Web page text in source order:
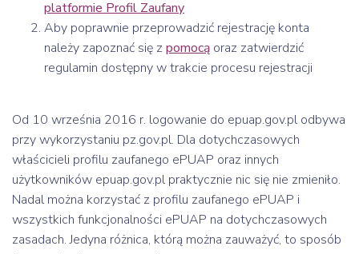
platformie Profil Zaufany
Aby poprawnie przeprowadzić rejestrację konta
należy zapoznać się zpomocą oraz zatwierdzić
regulamin dostępny w trakcie procesu rejestracji
Od 10 września 2016 r. logowanie do epuap.gov.pl odbywa
przy wykorzystaniu pz.gov.pl. Dla dotychczasowych
właścicieli profilu zaufanego ePUAP oraz innych
użytkowników epuap.gov.pl praktycznie nic się nie zmieniło.
Nadal można korzystać z profilu zaufanego ePUAP i
wszystkich funkcjonalności ePUAP na dotychczasowych
zasadach. Jedyna różnica, którą można zauważyć, to sposób